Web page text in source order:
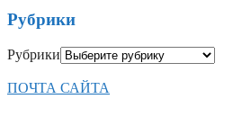
Рубрики
Рубрики
ПОЧТА САЙТА